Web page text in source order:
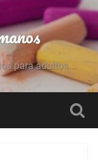
para adultos...